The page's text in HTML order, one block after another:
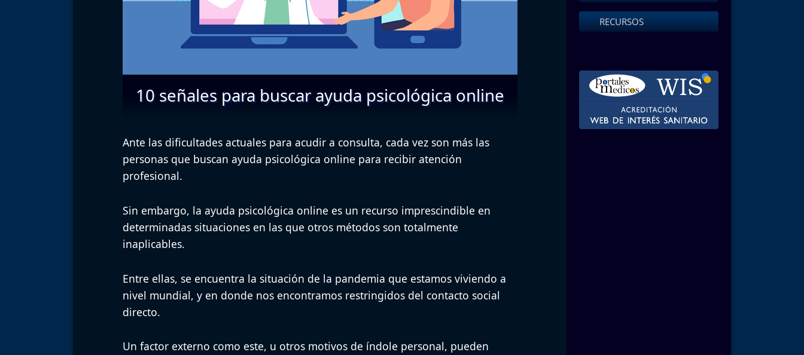
10 señales para buscar ayuda psicológica online
Ante las dificultades actuales para acudir a consulta, cada vez son más las
personas que buscan ayuda psicológica online para recibir atención
profesional.
Sin embargo, la ayuda psicológica online es un recurso imprescindible en
determinadas situacionesen las que otros métodos son totalmente
inaplicables.
Entre ellas, se encuentra la situación de la pandemia que estamos viviendo a
nivel mundial, y en donde nos encontramos restringidos del contacto social
directo.
Un factor externo como este, u otros motivos de índole personal, pueden
RECURSOS